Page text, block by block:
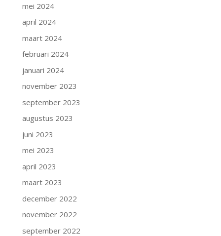
mei 2024
april 2024
maart 2024
februari 2024
januari 2024
november 2023
september 2023
augustus 2023
juni 2023
mei 2023
april 2023
maart 2023
december 2022
november 2022
september 2022